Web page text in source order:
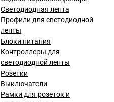
Светодиодная лента
Профили для светодиодной
ленты
Блоки питания
Контроллеры для
светодиодной ленты
Розетки
Выключатели
Рамки для розеток и